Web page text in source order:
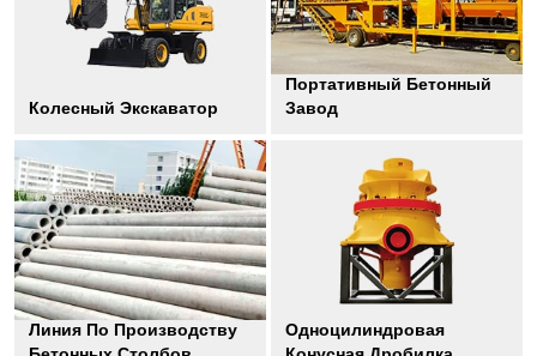
Колесный Экскаватор
Портативный Бетонный
Завод
Линия По Производству
Одноцилиндровая